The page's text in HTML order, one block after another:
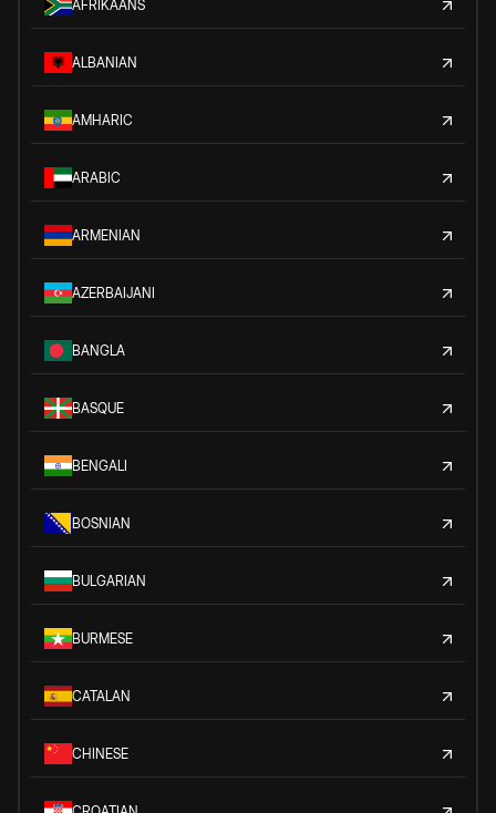
AFRIKAANS
ALBANIAN
AMHARIC
ARABIC
ARMENIAN
AZERBAIJANI
BANGLA
BASQUE
BENGALI
BOSNIAN
BULGARIAN
BURMESE
CATALAN
CHINESE